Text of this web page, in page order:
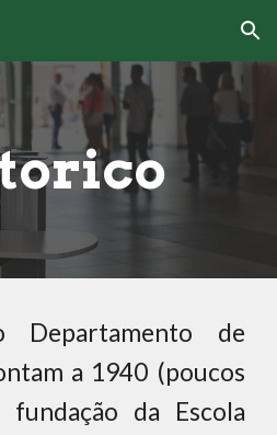
Skip to navigation
Departamento de
a 1940 (poucos
da Escola